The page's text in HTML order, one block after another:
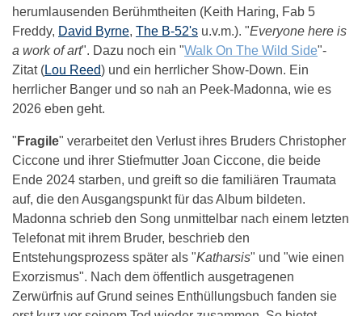
herumlausenden Berühmtheiten (Keith Haring, Fab 5
Freddy, David Byrne, The B-52's u.v.m.). "Everyone here is
a work of art". Dazu noch ein "Walk On The Wild Side"-
Zitat (Lou Reed) und ein herrlicher Show-Down. Ein
herrlicher Banger und so nah an Peek-Madonna, wie es
2026 eben geht.
" Fragile" verarbeitet den Verlust ihres Bruders Christopher
Ciccone und ihrer Stiefmutter Joan Ciccone, die beide
Ende 2024 starben, und greift so die familiären Traumata
auf, die den Ausgangspunkt für das Album bildeten.
Madonna schrieb den Song unmittelbar nach einem letzten
Telefonat mit ihrem Bruder, beschrieb den
Entstehungsprozess später als "Katharsis" und "wie einen
Exorzismus". Nach dem öffentlich ausgetragenen
Zerwürfnis auf Grund seines Enthüllungsbuch fanden sie